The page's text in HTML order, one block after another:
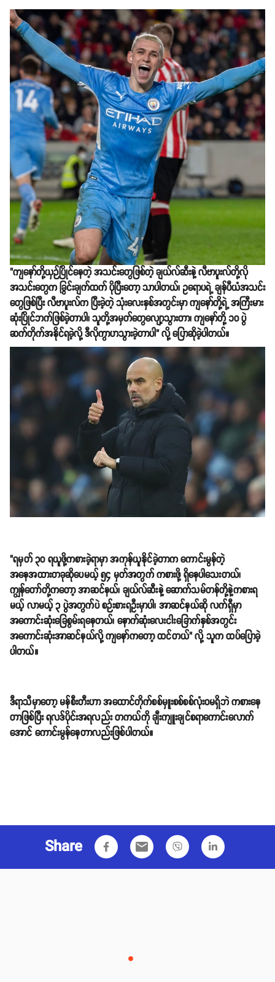
"ကျနော်တို့ယှဉ်ပြိုင်နေတဲ့ အသင်းတွေဖြစ်တဲ့ ချယ်လ်ဆီးနဲ့ လီဗာပူးလ်တို့လို
အသင်းတွေက ခြွင်းချက်ထက် ပိုပြီးတော့ သာပါတယ်၊ ဥရောပရဲ့ ချန်ပီယံအသင်း
တွေဖြစ်ပြီး လီဗာပူးလ်က ပြီးခဲ့တဲ့ သုံးလေးနှစ်အတွင်းမှာ ကျနော်တို့ရဲ့ အကြီးမား
ဆုံးပြိုင်ဘက်ဖြစ်ခဲ့တာပါ၊ သူတို့အမှတ်တွေလျော့သွားတာ၊ ကျနော်တို့ ၁၀ ပွဲ
ဆက်တိုက်အနိုင်ရခဲ့လို့ ဒီလိုကွာဟသွားခဲ့တာပါ" လို့ ပြောဆိုခဲ့ပါတယ်။
"ရမှတ် ၃၀ ရယူဖို့ကစားခဲ့ရာမှာ အကုန်ယူနိုင်ခဲ့တာက ကောင်းမွန်တဲ့
အနေအထားတခုဆိုပေမယ့် ၅၄ မှတ်အတွက် ကစားဖို့ ရှိနေပါသေးတယ်၊
ကျွန်တော်တို့ကတော့ အာဆင်နယ်၊ ချယ်လ်ဆီးနဲ့ ဆောက်သမ်တန်တို့နဲ့ကစားရ
မယ့် လာမယ့် ၃ ပွဲအတွက်ပဲ စဉ်းစားရဦးမှာပါ၊ အာဆင်နယ်ဆို လက်ရှီမှာ
အကောင်းဆုံးခြေစွမ်းရနေတယ်၊ နောက်ဆုံးလေးငါးခြောက်နှစ်အတွင်း
အကောင်းဆုံးအာဆင်နယ်လို့ ကျနော်ကတော့ ထင်တယ်" လို့ သူက ထပ်ပြောခဲ့
ပါတယ်။
ဒီရာသီမှာတော့ မန်စီးတီးဟာ အထောင်တိုက်စစ်မှူးစစ်စစ်လုံး၀မရှိဘဲ ကစားနေ
တာဖြစ်ပြီး ရလဒ်ပိုင်းအရလည်း တကယ်ကို ချီးကျူးချင်စရာကောင်းလောက်
အောင် ကောင်းမွန်နေတာလည်းဖြစ်ပါတယ်။
Share email